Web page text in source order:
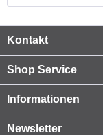
Kontakt
Shop Service
Informationen
Newsletter